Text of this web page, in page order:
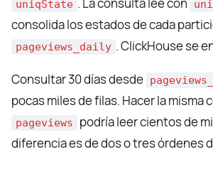
uniqState . La consulta lee con
consolida los estados de cada
pageviews_daily . ClickHouse se
Consultar 30 días desde
pocas miles de filas. Hacer la misma
pageviews
podría leer cientos de
diferencia es de dos o tres órdenes